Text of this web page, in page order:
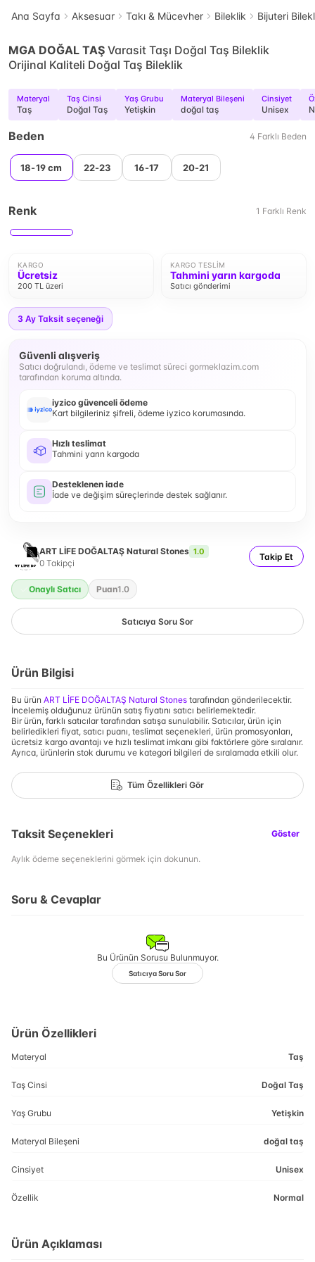
Ana Sayfa Aksesuar Takı & Mücevher Bileklik Bijuteri
MGA DOĞAL TAŞ Varasit Taşı Doğal Taş Bileklik
Orijinal Kaliteli Doğal Taş Bileklik
Materyal
Taş
Taş Cinsi
Doğal Taş
Yaş Grubu
Yetişkin
Materyal Bileşeni
doğal taş
Cinsiyet
Unisex
Beden 4 Farklı Beden
18-19 cm 22-23 16-17 20-21
Renk 1 Farklı Renk
KARGO
Ücretsiz
200 TL üzeri
KARGO TESLIM
Tahmini yarın kargoda
Satıcı gönderimi
3 Ay Taksit seçeneği
Güvenli alışveriş
Satıcı doğrulandı, ödeme ve teslimat süreci gormeklazim.com
tarafından koruma altında.
iyzico güvenceli ödeme
Kart bilgileriniz şifreli, ödeme iyzico korumasında.
Hızlı teslimat
Tahmini yarın kargoda
Desteklenen iade
İade ve değişim süreçlerinde destek sağlanır.
ART LİFE DOĞALTAŞ Natural Stones 1.0
0 Takipçi
Takip Et
Onaylı Satıcı Puan1.0
Satıcıya Soru Sor
Ürün Bilgisi
Bu ürün ART LİFE DOĞALTAŞ Natural Stones tarafından gönderilecektir.
İncelemiş olduğunuz ürünün satış fiyatını satıcı belirlemektedir.
Bir ürün, farklı satıcılar tarafından satışa sunulabilir. Satıcılar, ürün için
belirledikleri fiyat, satıcı puanı, teslimat seçenekleri, ürün promosyonları,
ücretsiz kargo avantajı ve hızlı teslimat imkanı gibi faktörlere göre sıralanır.
Ayrıca, ürünlerin stok durumu ve kategori bilgileri de sıralamada etkili olur.
Tüm Özellikleri Gör
Taksit Seçenekleri Göster
Aylık ödeme seçeneklerini görmek için dokunun.
Soru & Cevaplar
Bu Ürünün Sorusu Bulunmuyor.
Satıcıya Soru Sor
Ürün Özellikleri
Materyal Taş
Taş Cinsi Doğal Taş
Yaş Grubu Yetişkin
Materyal Bileşeni doğal taş
Cinsiyet Unisex
Özellik Normal
Ürün Açıklaması